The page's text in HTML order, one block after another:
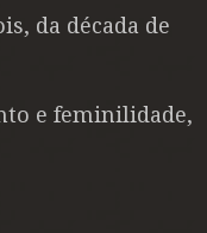
da década de
e feminilidade,